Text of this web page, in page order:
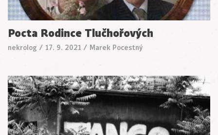
Pocta Rodince Tlučhořových
nekrolog / 17. 9. 2021 / Marek Pocestný